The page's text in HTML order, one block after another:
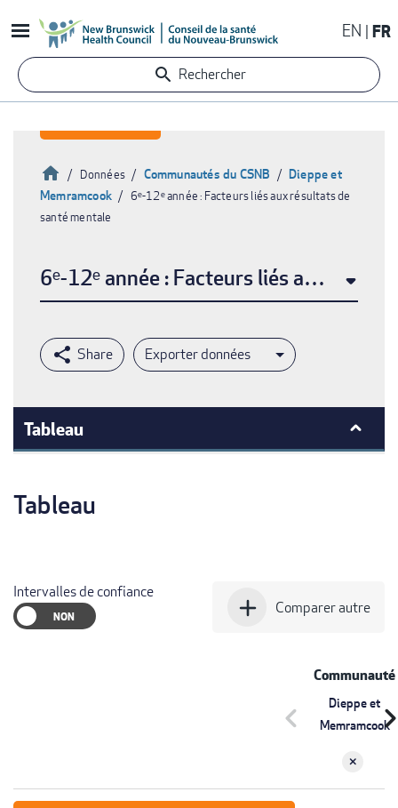
au
contenu
principal
EN FR
Rechercher
Fil
Accueil
Données Communautés du CSNB
Dieppe et
Memramcook
6ᵉ-12ᵉ année : Facteurs liés aux résultats de
santé mentale
6ᵉ-12ᵉ année : Facteurs liés aux
Exporter données
Tableau
Tableau
Intervalles de confiance
add Comparer autre
Communauté
Dieppe et
Memramcook
chevron_left